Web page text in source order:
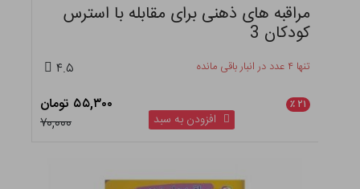
مراقبه های ذهنی برای مقابله با استرس
کودکان 3
تنها ۴ عدد در انبار باقی مانده ۴.۵
۲۱ ٪
۵۵,۳۰۰ تومان
۷۰,۰۰۰
افزودن به سبد